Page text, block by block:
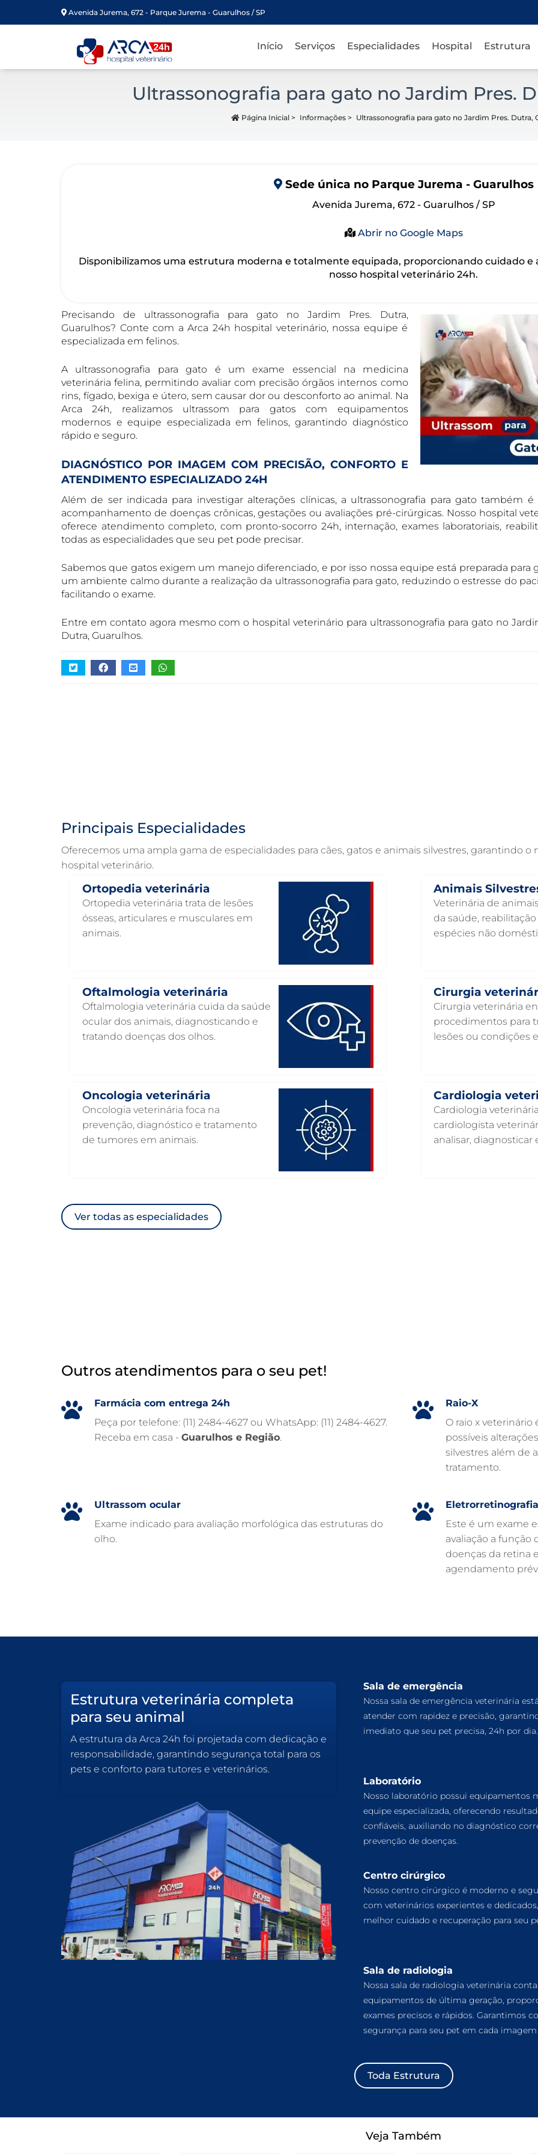
Avenida Jurema, 672 - Parque Jurema - Guarulhos / SP
Início Serviços Especialidades Hospital Estrutura
Ultrassonografia para gato no Jardim Pres.
Página Inicial> Informações> Ultrassonografia para gato no Jardim Pres. Dutra,
Sede única no Parque Jurema - Guarulhos
Avenida Jurema, 672 - Guarulhos / SP
Abrir no Google Maps
Disponibilizamos uma estrutura moderna e totalmente equipada, proporcionando cuidado
nosso hospital veterinário 24h.
Precisando de ultrassonografia para gato no Jardim Pres. Dutra,
Guarulhos? Conte com a Arca 24h hospital veterinário, nossa equipe é
especializada em felinos.
A ultrassonografia para gato é um exame essencial na medicina
veterinária felina, permitindo avaliar com precisão órgãos internos como
rins, fígado, bexiga e útero, sem causar dor ou desconforto ao animal. Na
Arca 24h, realizamos ultrassom para gatos com equipamentos
modernos e equipe especializada em felinos, garantindo diagnóstico
rápido e seguro.
DIAGNÓSTICO POR IMAGEM COM PRECISÃO, CONFORTO E
ATENDIMENTO ESPECIALIZADO 24H
Além de ser indicada para investigar alterações clínicas, a ultrassonografia para gato também
acompanhamento de doenças crônicas, gestações ou avaliações pré-cirúrgicas. Nosso hospital
oferece atendimento completo, com pronto-socorro 24h, internação, exames laboratoriais,
todas as especialidades que seu pet pode precisar.
Sabemos que gatos exigem um manejo diferenciado, e por isso nossa equipe está preparada para
um ambiente calmo durante a realização da ultrassonografia para gato, reduzindo o estresse do
facilitando o exame.
Entre em contato agora mesmo com o hospital veterinário para ultrassonografia para gato no
Dutra, Guarulhos.
Principais Especialidades
Oferecemos uma ampla gama de especialidades para cães, gatos e animais silvestres, garantindo
hospital veterinário.
Ortopedia veterinária
Ortopedia veterinária trata de lesões
ósseas, articulares e musculares em
animais.
Oftalmologia veterinária
Oftalmologia veterinária cuida da saúde
ocular dos animais, diagnosticando e
tratando doenças dos olhos.
Oncologia veterinária
Oncologia veterinária foca na
prevenção, diagnóstico e tratamento
de tumores em animais.
Animais
Veterinária de
da saúde,
espécies não
Cirurgia
Cirurgia veterinária
procedimentos para
lesões ou condições
Cardiologia
Cardiologia
cardiologista
analisar, diagnosticar
Ver todas as especialidades
Outros atendimentos para o seu pet!
Farmácia com entrega 24h
Peça por telefone: (11) 2484-4627 ou WhatsApp: (11) 2484-4627.
Receba em casa - Guarulhos e Região.
Raio-X
O raio x
possíveis
silvestres além de
tratamento.
Ultrassom ocular
Exame indicado para avaliação morfológica das estruturas do
olho.
Eletrorretinografia
Este é um exame
avaliação a função
doenças da retina
agendamento
Estrutura veterinária completa
para seu animal
A estrutura da Arca 24h foi projetada com dedicação e
responsabilidade, garantindo segurança total para os
pets e conforto para tutores e veterinários.
Sala de emergência
Nossa sala de emergência veterinária
atender com rapidez e precisão,
imediato que seu pet precisa, 24h por dia.
Laboratório
Nosso laboratório possui equipamentos
equipe especializada, oferecendo
confiáveis, auxiliando no diagnóstico
prevenção de doenças.
Centro cirúrgico
Nosso centro cirúrgico é moderno e
com veterinários experientes e
melhor cuidado e recuperação para seu
Sala de radiologia
Nossa sala de radiologia veterinária
equipamentos de última geração,
exames precisos e rápidos. Garantimos
segurança para seu pet em cada
Toda Estrutura
Veja Também